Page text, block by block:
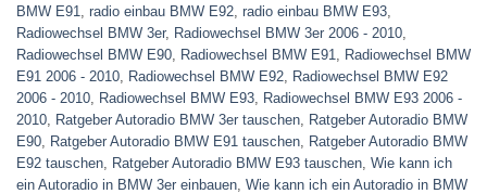
BMW E91
radio einbau BMW E92 radio einbau BMW E93
Radiowechsel BMW 3er, Radiowechsel BMW 3er 2006 - 2010
Radiowechsel BMW E90
Radiowechsel BMW E91
Radiowechsel BMW
E91 2006 - 2010
Radiowechsel BMW E92
Radiowechsel BMW E92
2006 - 2010
Radiowechsel BMW E93
Radiowechsel BMW E93 2006 -
2010
Ratgeber Autoradio BMW 3er tauschen
Ratgeber Autoradio BMW
E90
Ratgeber Autoradio BMW E91 tauschen
Ratgeber Autoradio BMW
E92 tauschen
Ratgeber Autoradio BMW E93 tauschen Wie kann ich
ein Autoradio in BMW 3er einbauen Wie kann ich ein Autoradio in BMW